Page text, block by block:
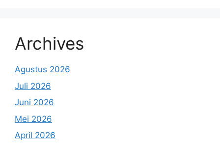
Archives
Agustus 2026
Juli 2026
Juni 2026
Mei 2026
April 2026